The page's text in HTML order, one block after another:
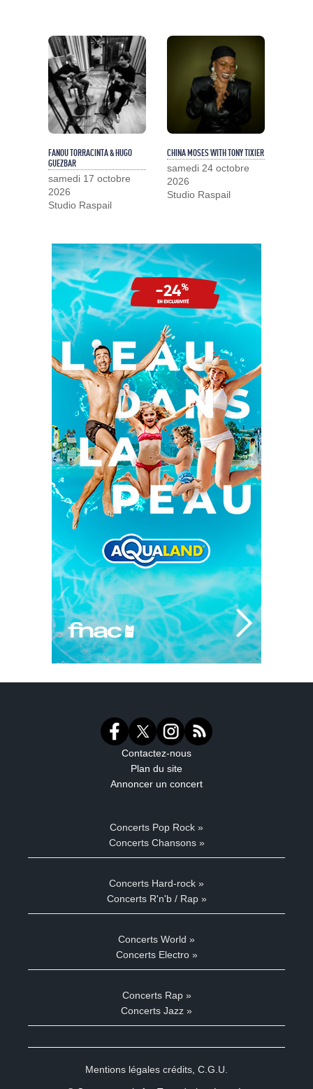
FANOU TORRACINTA & HUGO
GUEZBAR
samedi 17 octobre
2026
Studio Raspail
CHINA MOSES WITH TONY TIXIER
samedi 24 octobre
2026
Studio Raspail
Contactez-nous
Plan du site
Annoncer un concert
Concerts Pop Rock »
Concerts Chansons »
Concerts Hard-rock »
Concerts R'n'b / Rap »
Concerts World »
Concerts Electro »
Concerts Rap »
Concerts Jazz »
Mentions légales crédits C.G.U.